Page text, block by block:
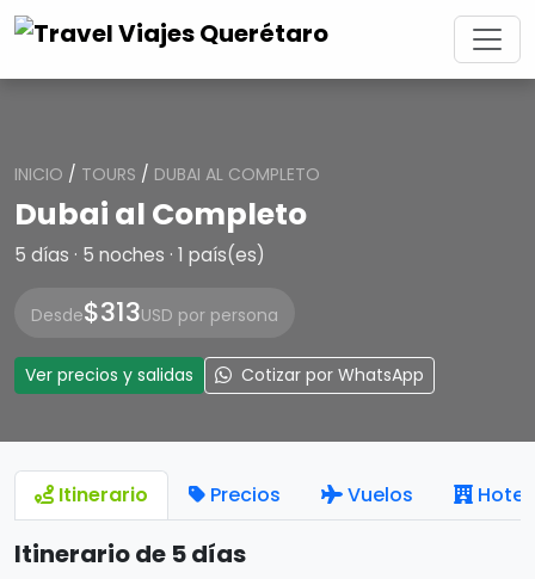
INICIO / TOURS / DUBAI AL COMPLETO
Dubai al Completo
5 días · 5 noches · 1 país(es)
Desde$313USD por persona
Ver precios y salidas Cotizar por WhatsApp
Itinerario Precios Vuelos
Itinerario de 5 días